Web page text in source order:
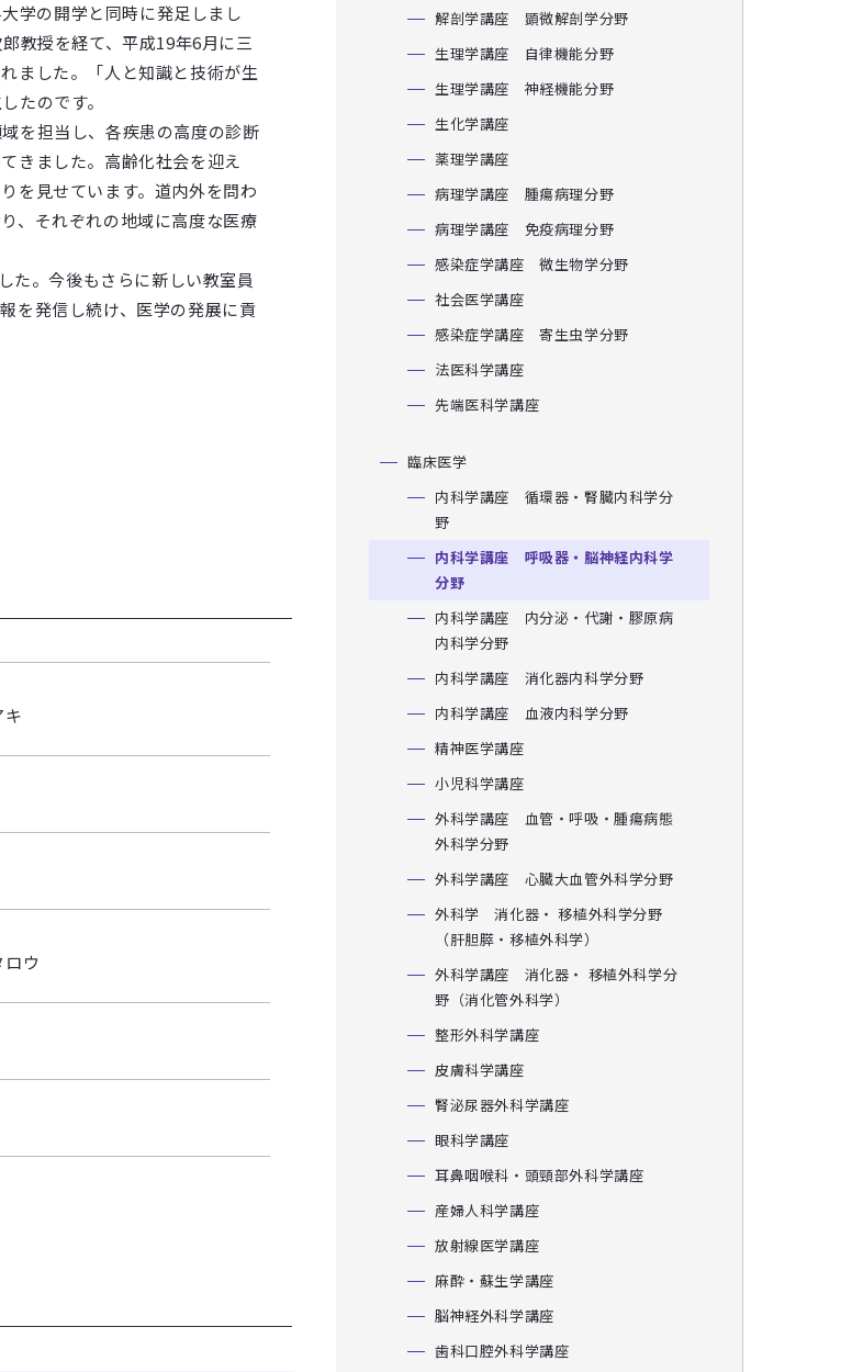
学の開学と同時に発足しまし
教授を経て、平成19年6月に三
ました。「人と知識と技術が生
たのです。
を担当し、各疾患の高度の診断
きました。高齢化社会を迎え
を見せています。道内外を問わ
、それぞれの地域に高度な医療
た。今後もさらに新しい教室員
を発信し続け、医学の発展に貢
ウ
解剖学講座 顕微解剖学分野
生理学講座 自律機能分野
生理学講座 神経機能分野
生化学講座
薬理学講座
病理学講座 腫瘍病理分野
病理学講座 免疫病理分野
感染症学講座 微生物学分野
社会医学講座
感染症学講座 寄生虫学分野
法医科学講座
先端医科学講座
臨床医学
内科学講座 循環器・腎臓内科学分
野
内科学講座 呼吸器・脳神経内科学
分野
内科学講座 内分泌・代謝・膠原病
内科学分野
内科学講座 消化器内科学分野
内科学講座 血液内科学分野
精神医学講座
小児科学講座
外科学講座 血管・呼吸・腫瘍病態
外科学分野
外科学講座 心臓大血管外科学分野
外科学 消化器・ 移植外科学分野
（肝胆膵・移植外科学）
外科学講座 消化器・ 移植外科学分
野（消化管外科学）
整形外科学講座
皮膚科学講座
腎泌尿器外科学講座
眼科学講座
耳鼻咽喉科・頭頸部外科学講座
産婦人科学講座
放射線医学講座
麻酔・蘇生学講座
脳神経外科学講座
歯科口腔外科学講座